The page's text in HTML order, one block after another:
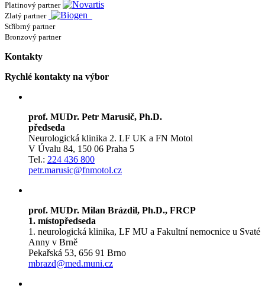
Platinový partner
Zlatý partner
Stříbrný partner
Bronzový partner
Kontakty
Rychlé kontakty na výbor
prof. MUDr. Petr Marusič, Ph.D.
předseda
Neurologická klinika 2. LF UK a FN Motol
V Úvalu 84, 150 06 Praha 5
Tel.: 224 436 800
petr.marusic@fnmotol.cz
prof. MUDr. Milan Brázdil, Ph.D., FRCP
1. místopředseda
1. neurologická klinika, LF MU a Fakultní nemocnice u Svaté
Anny v Brně
Pekařská 53, 656 91 Brno
mbrazd@med.muni.cz